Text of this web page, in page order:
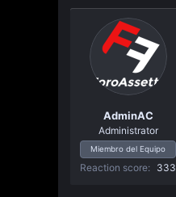
AdminAC
Administrator
Miembro del Equipo
Reaction score 333